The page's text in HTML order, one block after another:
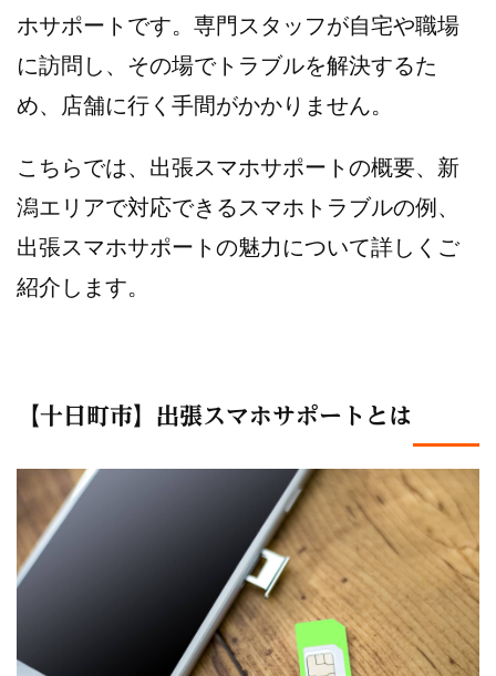
ホサポートです。専門スタッフが自宅や職場
に訪問し、その場でトラブルを解決するた
め、店舗に行く手間がかかりません。
こちらでは、出張スマホサポートの概要、新
潟エリアで対応できるスマホトラブルの例、
出張スマホサポートの魅力について詳しくご
紹介します。
【十日町市】出張スマホサポートとは